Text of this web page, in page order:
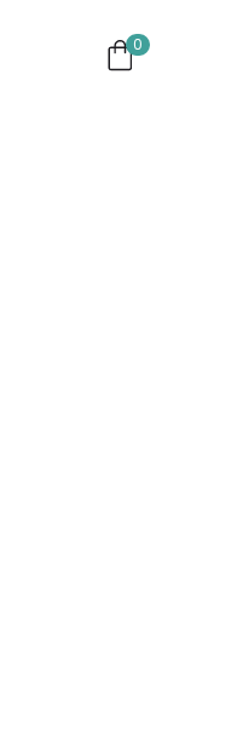
0